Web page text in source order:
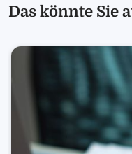
Das könnte Sie